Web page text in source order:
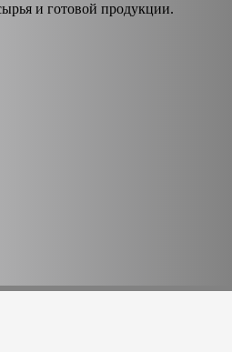
и готовой продукции.